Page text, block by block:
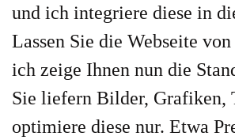
und ich integriere diese in
Lassen Sie die Webseite
ich zeige Ihnen nun die
Sie liefern Bilder, Grafiken,
optimiere diese nur. Etwa